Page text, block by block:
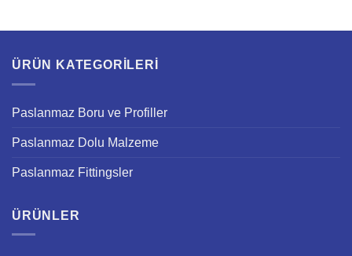
ÜRÜN KATEGORILERI
Paslanmaz Boru ve Profiller
Paslanmaz Dolu Malzeme
Paslanmaz Fittingsler
ÜRÜNLER